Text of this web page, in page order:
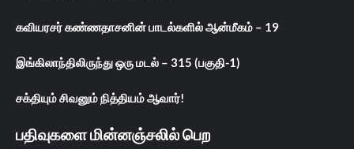
கவியரசர் கண்ணதாசனின் பாடல்களில் ஆன்மீகம் – 19
இங்கிலாந்திலிருந்து ஒரு மடல் – 315 (பகுதி-1)
சக்தியும் சிவனும் நித்தியம் ஆவார்!
பதிவுகளை மின்னஞ்சலில் பெற